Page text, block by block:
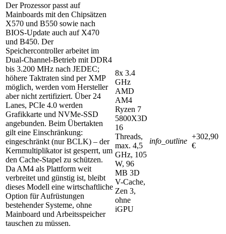
Der Prozessor passt auf
Mainboards mit den Chipsätzen
X570 und B550 sowie nach
BIOS-Update auch auf X470
und B450. Der
Speichercontroller arbeitet im
Dual-Channel-Betrieb mit DDR4
bis 3.200 MHz nach JEDEC;
höhere Taktraten sind per XMP
möglich, werden vom Hersteller
aber nicht zertifiziert. Über 24
Lanes, PCIe 4.0 werden
Grafikkarte und NVMe-SSD
angebunden. Beim Übertakten
gilt eine Einschränkung:
eingeschränkt (nur BCLK) – der
Kernmultiplikator ist gesperrt, um
den Cache-Stapel zu schützen.
Da AM4 als Plattform weit
verbreitet und günstig ist, bleibt
dieses Modell eine wirtschaftliche
Option für Aufrüstungen
bestehender Systeme, ohne
Mainboard und Arbeitsspeicher
tauschen zu müssen.
8x 3.4
GHz
AMD
AM4
Ryzen 7
5800X3D
16
Threads,
max. 4,5
GHz, 105
W, 96
MB 3D
V-Cache,
Zen 3,
ohne
iGPU
info_outline
+302,90
€